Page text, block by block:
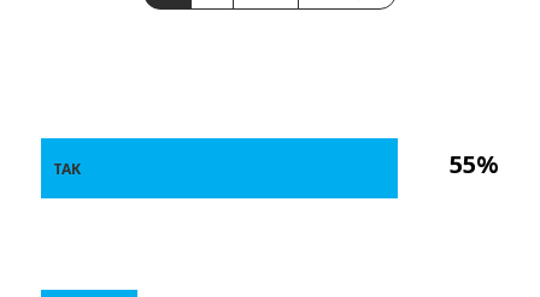
55%
ТАК